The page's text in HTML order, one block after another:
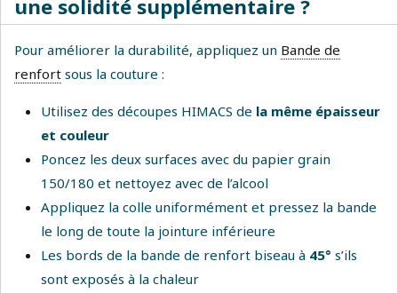
une solidité supplémentaire ?
Pour améliorer la durabilité, appliquez un Bande de
renfort sous la couture :
Utilisez des découpes HIMACS de la même épaisseur
et couleur
Poncez les deux surfaces avec du papier grain
150/180 et nettoyez avec de l’alcool
Appliquez la colle uniformément et pressez la bande
le long de toute la jointure inférieure
Les bords de la bande de renfort biseau à 45° s’ils
sont exposés à la chaleur